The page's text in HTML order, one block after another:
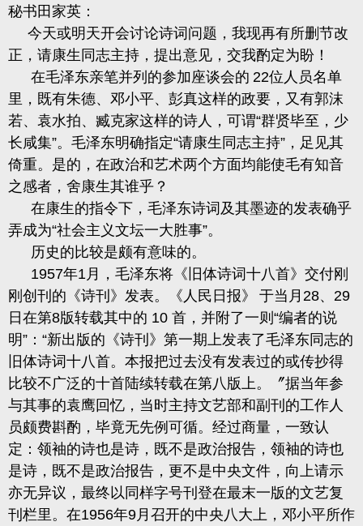
秘书田家英：
今天或明天开会讨论诗词问题，我现再有所删节改
正，请康生同志主持，提出意见，交我酌定为盼！
在毛泽东亲笔并列的参加座谈会的 22位人员名单
里，既有朱德、邓小平、彭真这样的政要，又有郭沫
若、袁水拍、臧克家这样的诗人，可谓“群贤毕至，少
长咸集”。毛泽东明确指定“请康生同志主持”，足见其
倚重。是的，在政治和艺术两个方面均能使毛有知音
之感者，舍康生其谁乎？
在康生的指令下，毛泽东诗词及其墨迹的发表确乎
弄成为“社会主义文坛一大胜事”。
历史的比较是颇有意味的。
1957年1月，毛泽东将《 旧体诗词十八首》交付刚
刚创刊的《诗刊》发表。《人民日报》
于当月 28、 29
日在第8版转载其中的 10 首，并附了一则“编者的说
明”：“新出版的《诗刊》第一期上发表了毛泽东同志的
旧体诗词十八首。本报把过去没有发表过的或传抄得
比较不广泛的十首陆续转载在第八版上。〞据当年参
与其事的袁鹰回忆，当时主持文艺部和副刊的工作人
员颇费斟酌，毕竟无先例可循。经过商量，一致认
定：领袖的诗也是诗，既不是政治报告，领袖的诗也
是诗，既不是政治报告，更不是中央文件，向上请示
亦无异议 ，最终以同样字号刊登在最末一版的文艺复
刊栏里。在1956年9月召开的中央八大上，邓小平所作